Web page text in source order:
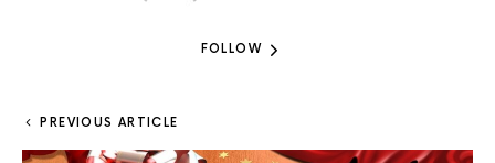
FOLLOW
PREVIOUS ARTICLE